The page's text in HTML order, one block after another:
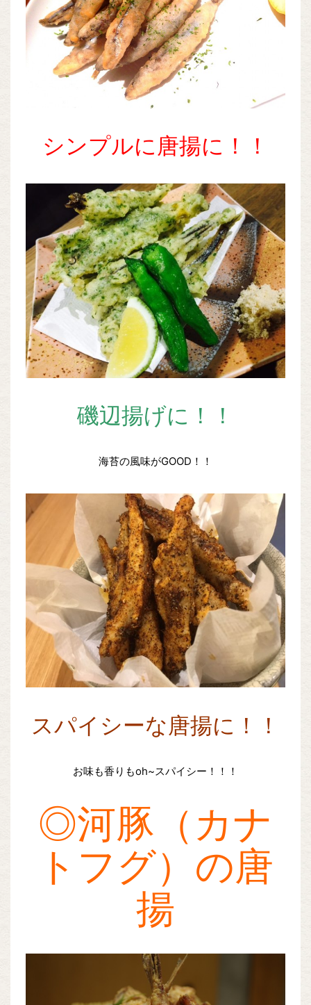
シンプルに唐揚に！！
磯辺揚げに！！
海苔の風味がGOOD！！
スパイシーな唐揚に！！
お味も香りもoh~スパイシー！！！
◎河豚（カナ
トフグ）の唐
揚